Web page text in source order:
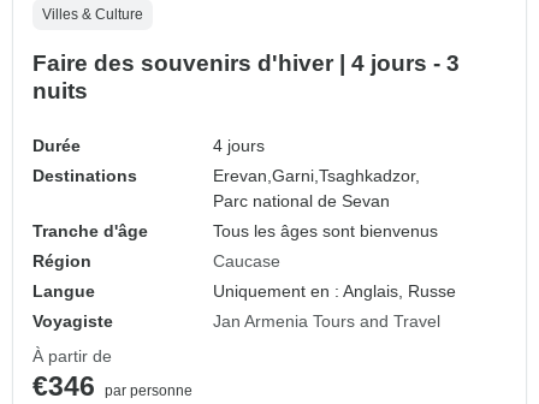
Villes & Culture
Faire des souvenirs d'hiver | 4 jours - 3
nuits
Durée
4 jours
Destinations
Erevan,Garni,Tsaghkadzor,
Parc national de Sevan
Tranche d'âge
Tous les âges sont bienvenus
Région
Caucase
Langue
Uniquement en : Anglais, Russe
Voyagiste
Jan Armenia Tours and Travel
À partir de
€346
par personne